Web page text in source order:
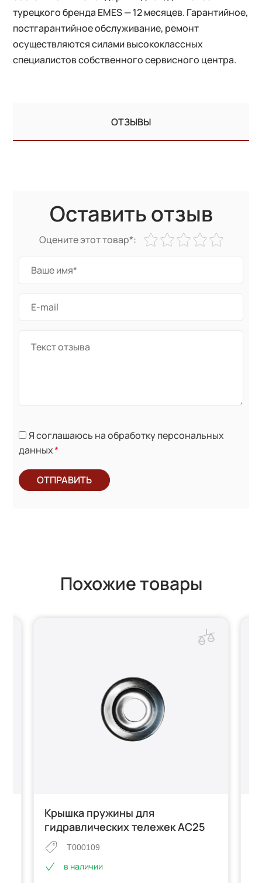
турецкого бренда EMES — 12 месяцев. Гарантийное,
постгарантийное обслуживание, ремонт
осуществляются силами высококлассных
специалистов собственного сервисного центра.
ОТЗЫВЫ
Оставить отзыв
Оцените этот товар*:
Я соглашаюсь на обработку персональных
данных*
ОТПРАВИТЬ
Похожие товары
Крышка пружины для
гидравлических тележек AC25
T000109
в наличии